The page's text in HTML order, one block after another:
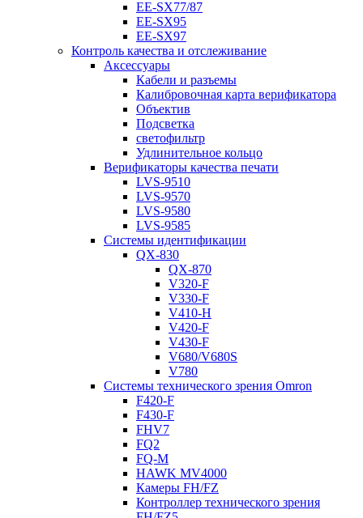
EE-SX77/87
EE-SX95
EE-SX97
Контроль качества и отслеживание
Аксессуары
Кабели и разъемы
Калибровочная карта верификатора
Объектив
Подсветка
светофильтр
Удлинительное кольцо
Верификаторы качества печати
LVS-9510
LVS-9570
LVS-9580
LVS-9585
Системы идентификации
QX-830
QX-870
V320-F
V330-F
V410-H
V420-F
V430-F
V680/V680S
V780
Системы технического зрения Omron
F420-F
F430-F
FHV7
FQ2
FQ-M
HAWK MV4000
Камеры FH/FZ
Контроллер технического зрения